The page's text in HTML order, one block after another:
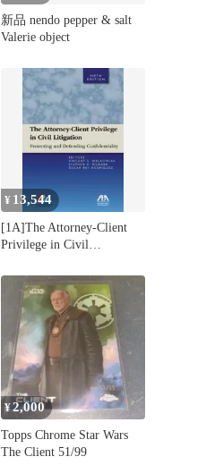
新品 nendo pepper & salt
Valerie object
¥ 13,544
[1A]The Attorney-Client
Privilege in Civil
Defending Confidentiality
¥2,000
Topps Chrome Star Wars
The Client 51/99